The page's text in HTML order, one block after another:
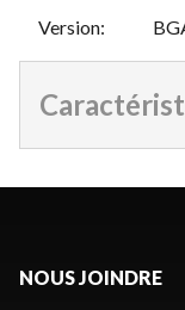
Version:
NOUS JOINDRE